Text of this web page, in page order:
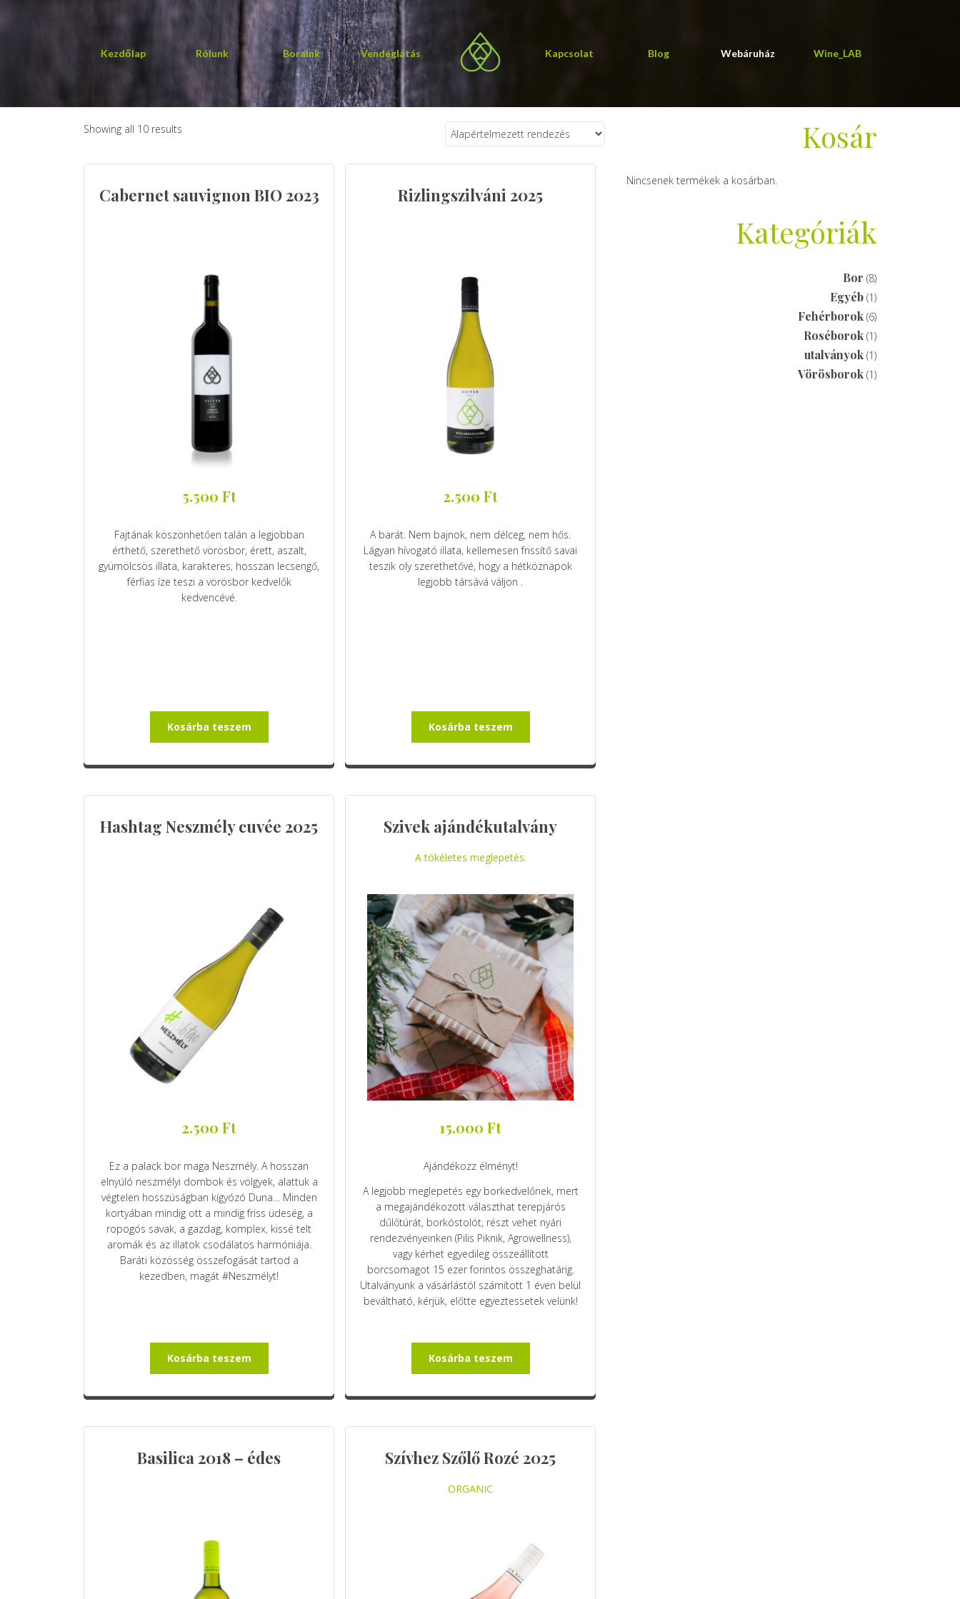
Kezdőlap Rólunk Boraink Vendéglátás Kapcsolat Blog Webáruház Wine_LAB
Showing all 10 results
Cabernet sauvignon BIO 2023
5.500 Ft
Fajtának köszönhetően talán a legjobban
érthető, szerethető vörösbor, érett, aszalt,
gyümölcsös illata, karakteres, hosszan lecsengő,
férfias íze teszi a vörösbor kedvelők
kedvencévé.
Kosárba teszem
Rizlingszilváni 2025
2.500Ft
A barát. Nem bajnok, nem délceg, nem hős.
Lágyan hívogató illata, kellemesen frissítő savai
teszik oly szerethetővé, hogy a hétköznapok
legjobb társává váljon .
Kosárba teszem
Hashtag Neszmély cuvée 2025
2.500Ft
Ez a palack bor maga Neszmély. A hosszan
elnyúló neszmélyi dombok és völgyek, alattuk a
végtelen hosszúságban kígyózó Duna… Minden
kortyában mindig ott a mindig friss üdeség, a
ropogós savak, a gazdag, komplex, kissé telt
aromák és az illatok csodálatos harmóniája.
Baráti közösség összefogását tartod a
kezedben, magát #Neszmélyt!
Kosárba teszem
Szivek ajándékutalvány
A tökéletes meglepetés.
15.000Ft
Ajándékozz élményt!
A legjobb meglepetés egy borkedvelőnek, mert
a megajándékozott választhat terepjárós
dűlőtúrát, borkóstolót, részt vehet nyári
rendezvényeinken (Pilis Piknik, Agrowellness),
vagy kérhet egyedileg összeállított
borcsomagot 15 ezer forintos összeghatárig.
Utalványunk a vásárlástól számított 1 éven belül
beváltható, kérjük, előtte egyeztessetek velünk!
Kosárba teszem
Basilica 2018 – édes Szívhez Szőlő Rozé 2025
ORGANIC
Kosár
Nincsenek termékek a kosárban.
Kategóriák
Bor (8)
Egyéb (1)
Fehérborok (6)
Roséborok (1)
utalványok (1)
Vörösborok (1)